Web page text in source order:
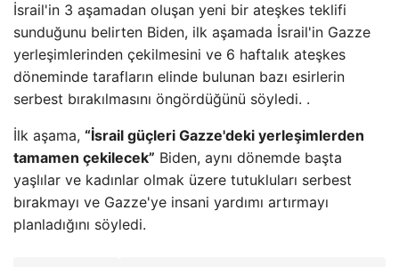
İsrail'in 3 aşamadan oluşan yeni bir ateşkes teklifi
sunduğunu belirten Biden, ilk aşamada İsrail'in Gazze
yerleşimlerinden çekilmesini ve 6 haftalık ateşkes
döneminde tarafların elinde bulunan bazı esirlerin
serbest bırakılmasını öngördüğünü söyledi. .
İlk aşama, “İsrail güçleri Gazze'deki yerleşimlerden
tamamen çekilecek” Biden, aynı dönemde başta
yaşlılar ve kadınlar olmak üzere tutukluları serbest
bırakmayı ve Gazze'ye insani yardımı artırmayı
planladığını söyledi.